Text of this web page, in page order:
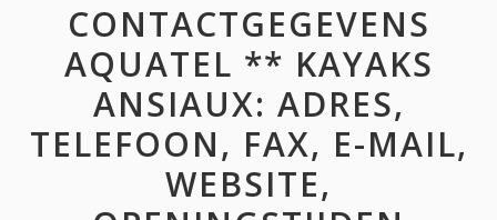
CONTACTGEGEVENS
AQUATEL ** KAYAKS
ANSIAUX: ADRES,
TELEFOON, FAX, E-MAIL,
WEBSITE,